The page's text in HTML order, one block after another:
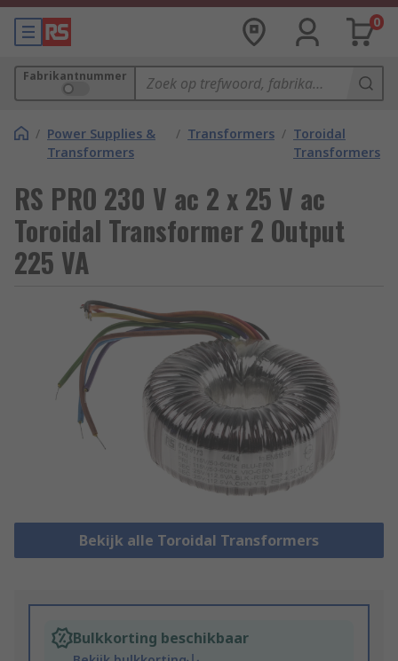
0
Fabrikantnummer
/ Power Supplies &
Transformers
/ Transformers / Toroidal
Transformers
RS PRO 230 V ac 2 x 25 V ac
Toroidal Transformer 2 Output
225 VA
Bekijk alle Toroidal Transformers
Bulkkorting beschikbaar